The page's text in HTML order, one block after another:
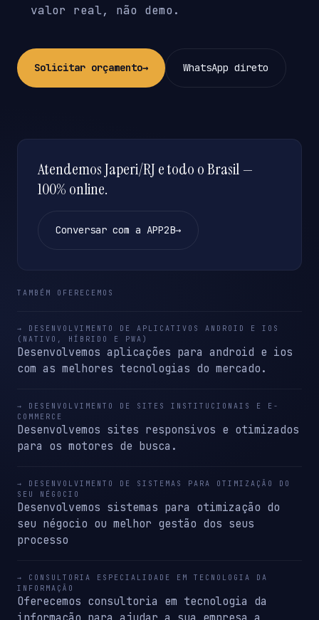
valor real, não demo.
Solicitar orçamento→ WhatsApp direto
Atendemos Japeri/RJ e todo o Brasil —
100% online.
Conversar com a APP2B→
TAMBÉM OFERECEMOS
→ DESENVOLVIMENTO DE APLICATIVOS ANDROID E IOS
(NATIVO, HÍBRIDO E PWA)
Desenvolvemos aplicações para android e ios
com as melhores tecnologias do mercado.
→ DESENVOLVIMENTO DE SITES INSTITUCIONAIS E E-
COMMERCE
Desenvolvemos sites responsivos e otimizados
para os motores de busca.
→ DESENVOLVIMENTO DE SISTEMAS PARA OTIMIZAÇÃO DO
SEU NÉGOCIO
Desenvolvemos sistemas para otimização do
seu négocio ou melhor gestão dos seus
processo
→ CONSULTORIA ESPECIALIDADE EM TECNOLOGIA DA
INFORMAÇÃO
Oferecemos consultoria em tecnologia da